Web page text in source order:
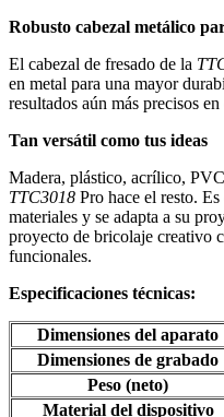
Robusto cabezal metálico
El cabezal de fresado de la
en metal para una mayor
resultados aún más precisos
Tan versátil como tus ideas
Madera, plástico, acrílico,
TTC3018 Pro hace el resto.
materiales y se adapta a su
proyecto de bricolaje creativo
funcionales.
Especificaciones técnicas:
Dimensiones del aparato
Dimensiones de grabado
Peso (neto)
Material del dispositivo